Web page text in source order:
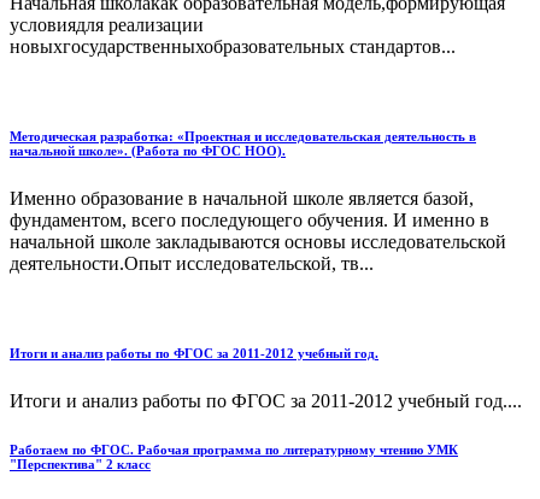
условиядля реализации
новыхгосударственныхобразовательных стандартов...
Методическая разработка: «Проектная и исследовательская деятельность в
начальной школе». (Работа по ФГОС НОО).
Именно образование в начальной школе является базой,
фундаментом, всего последующего обучения. И именно в
начальной школе закладываются основы исследовательской
деятельности.Опыт исследовательской, тв...
Итоги и анализ работы по ФГОС за 2011-2012 учебный год.
Итоги и анализ работы по ФГОС за 2011-2012 учебный год....
Работаем по ФГОС. Рабочая программа по литературному чтению УМК
"Перспектива" 2 класс